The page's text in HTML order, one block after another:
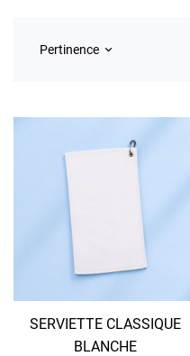
Pertinence keyboard_arrow_down
SERVIETTE CLASSIQUE
BLANCHE